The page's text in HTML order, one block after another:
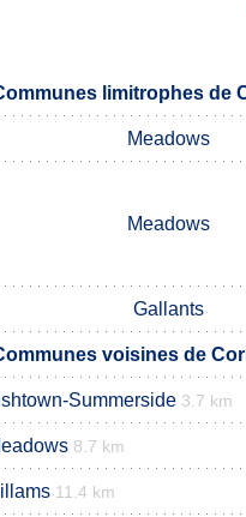
limitrophes de
Meadows
Meadows
Gallants
voisines de
Summerside 3.7 km
8.7 km
11.4 km